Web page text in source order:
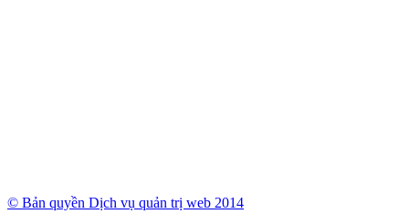
© Bản quyền Dịch vụ quản trị web 2014